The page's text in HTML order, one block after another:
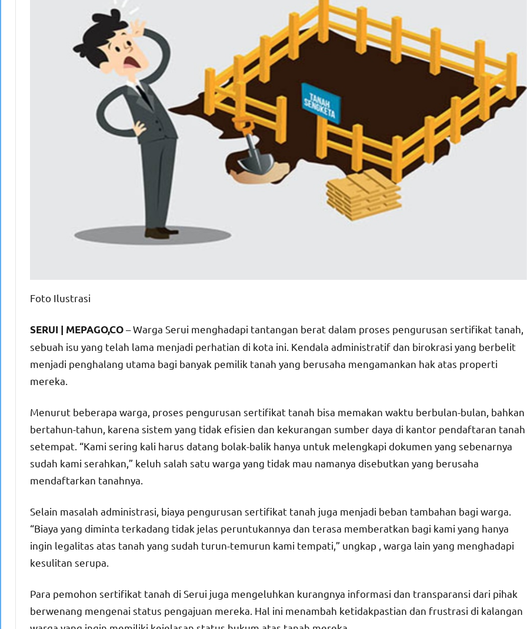
Foto Ilustrasi
SERUI | MEPAGO,CO– Warga Serui menghadapi tantangan berat dalam proses pengurusan sertifikat tanah,
sebuah isu yang telah lama menjadi perhatian di kota ini. Kendala administratif dan birokrasi yang berbelit
menjadi penghalang utama bagi banyak pemilik tanah yang berusaha mengamankan hak atas properti
mereka.
Menurut beberapa warga, proses pengurusan sertifikat tanah bisa memakan waktu berbulan-bulan, bahkan
bertahun-tahun, karena sistem yang tidak efisien dan kekurangan sumber daya di kantor pendaftaran tanah
setempat. “Kami sering kali harus datang bolak-balik hanya untuk melengkapi dokumen yang sebenarnya
sudah kami serahkan,” keluh salah satu warga yang tidak mau namanya disebutkan yang berusaha
mendaftarkan tanahnya.
Selain masalah administrasi, biaya pengurusan sertifikat tanah juga menjadi beban tambahan bagi warga.
“Biaya yang diminta terkadang tidak jelas peruntukannya dan terasa memberatkan bagi kami yang hanya
ingin legalitas atas tanah yang sudah turun-temurun kami tempati,” ungkap , warga lain yang menghadapi
kesulitan serupa.
Para pemohon sertifikat tanah di Serui juga mengeluhkan kurangnya informasi dan transparansi dari pihak
berwenang mengenai status pengajuan mereka. Hal ini menambah ketidakpastian dan frustrasi di kalangan